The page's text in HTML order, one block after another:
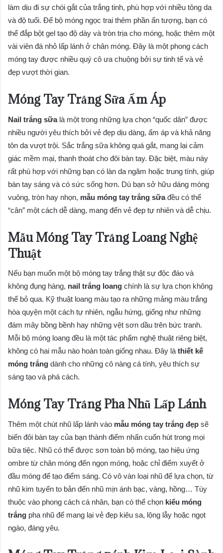
làm dịu đi sự chói gắt của trắng tinh, phù hợp với nhiều tông da
và độ tuổi. Để bộ móng ngọc trai thêm phần ấn tượng, bạn có
thể đắp bột gel tạo độ dày và tròn trịa cho móng, hoặc thêm một
vài viên đá nhỏ lấp lánh ở chân móng. Đây là một phong cách
móng tay được nhiều quý cô ưa chuộng bởi sự tinh tế và vẻ
đẹp vượt thời gian.
Móng Tay Trắng Sữa Ấm Áp
Nail trắng sữalà một trong những lựa chọn “quốc dân” được
nhiều người yêu thích bởi vẻ đẹp dịu dàng, ấm áp và khả năng
tôn da vượt trội. Sắc trắng sữa không quá gắt, mang lại cảm
giác mềm mại, thanh thoát cho đôi bàn tay. Đặc biệt, màu này
rất phù hợp với những bạn có làn da ngăm hoặc trung tính, giúp
bàn tay sáng và có sức sống hơn. Dù bạn sở hữu dáng móng
vuông, tròn hay nhọn, mẫu móng tay trắng sữađều có thể
“cân” một cách dễ dàng, mang đến vẻ đẹp tự nhiên và dễ chịu.
Mẫu Móng Tay Trắng Loang Nghệ
Thuật
Nếu bạn muốn một bộ móng tay trắng thật sự độc đáo và
không đụng hàng, nail trắng loang chính là sự lựa chọn không
thể bỏ qua. Kỹ thuật loang màu tạo ra những mảng màu trắng
hòa quyện một cách tự nhiên, ngẫu hứng, giống như những
đám mây bồng bềnh hay những vệt sơn dầu trên bức tranh.
Mỗi bộ móng loang đều là một tác phẩm nghệ thuật riêng biệt,
không có hai mẫu nào hoàn toàn giống nhau. Đây là thiết kế
móng trắng dành cho những cô nàng cá tính, yêu thích sự
sáng tạo và phá cách.
Móng Tay Trắng Pha Nhũ Lấp Lánh
Thêm một chút nhũ lấp lánh vào mẫu móng tay trắng đẹp sẽ
biến đôi bàn tay của bạn thành điểm nhấn cuốn hút trong mọi
bữa tiệc. Nhũ có thể được sơn toàn bộ móng, tạo hiệu ứng
ombre từ chân móng đến ngọn móng, hoặc chỉ điểm xuyết ở
đầu móng để tạo điểm sáng. Có vô vàn loại nhũ để lựa chọn, từ
nhũ kim tuyến to bản đến nhũ mịn ánh bạc, vàng, hồng… Tùy
thuộc vào phong cách cá nhân, bạn có thể chọn kiểu móng
trắng pha nhũ để mang lại vẻ đẹp kiêu sa, lộng lẫy hoặc ngọt
ngào, đáng yêu.